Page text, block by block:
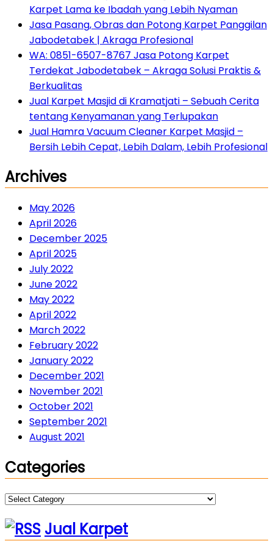
Karpet Lama ke Ibadah yang Lebih Nyaman
Jasa Pasang, Obras dan Potong Karpet Panggilan
Jabodetabek | Akraga Profesional
WA: 0851-6507-8767 Jasa Potong Karpet
Terdekat Jabodetabek – Akraga Solusi Praktis &
Berkualitas
Jual Karpet Masjid di Kramatjati – Sebuah Cerita
tentang Kenyamanan yang Terlupakan
Jual Hamra Vacuum Cleaner Karpet Masjid –
Bersih Lebih Cepat, Lebih Dalam, Lebih Profesional
Archives
May 2026
April 2026
December 2025
April 2025
July 2022
June 2022
May 2022
April 2022
March 2022
February 2022
January 2022
December 2021
November 2021
October 2021
September 2021
August 2021
Categories
Categories
Jual Karpet